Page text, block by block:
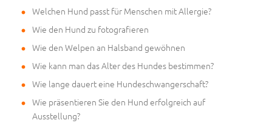
Welchen Hund passt für Menschen mit Allergie?
Wie den Hund zu fotografieren
Wie den Welpen an Halsband gewöhnen
Wie kann man das Alter des Hundes bestimmen?
Wie lange dauert eine Hundeschwangerschaft?
Wie präsentieren Sie den Hund erfolgreich auf
Ausstellung?